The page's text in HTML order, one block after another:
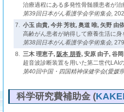
治療過程にある多発性骨髄腫患者が治
第39回日本がん看護学会学術集会,
7. 小玉 由貴, 今井 芳枝, 奥道 唯, 矢野 由
高齢がん患者が納得して療養生活に
第38回日本がん看護学会学術集会,
8. 三木 理恵子, 阪本 朋香, 安原 由子, 谷
超音波診断装置を用いた第二世代LAI
第40回中国・四国精神保健学会(愛媛
科学研究費補助金 (